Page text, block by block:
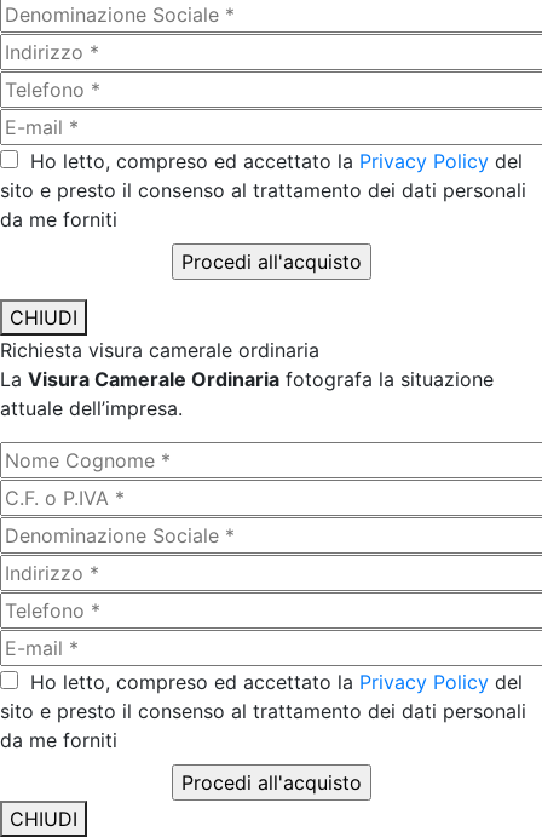
Ho letto, compreso ed accettato la Privacy Policy del
sito e presto il consenso al trattamento dei dati personali
da me forniti
CHIUDI
Richiesta visura camerale ordinaria
La Visura Camerale Ordinaria fotografa la situazione
attuale dell’impresa.
Ho letto, compreso ed accettato la Privacy Policy del
sito e presto il consenso al trattamento dei dati personali
da me forniti
CHIUDI